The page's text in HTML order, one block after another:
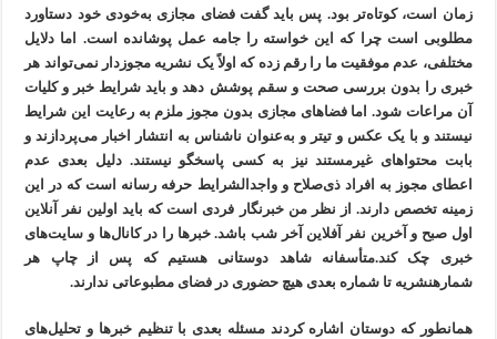
زمان است، کوتاه‌تر بود. پس باید گفت فضای مجازی به‌خودی خود دستاورد
مطلوبی است چرا که این خواسته را جامه عمل پوشانده است. اما دلایل
مختلفی، عدم موفقیت ما را رقم زده که اولاً یک نشریه مجوزدار نمی‌تواند هر
خبری را بدون بررسی صحت و سقم پوشش دهد و باید شرایط خبر و کلیات
آن مراعات شود. اما فضاهای مجازی بدون مجوز ملزم به رعایت این شرایط
نیستند و با یک عکس و تیتر و به‌عنوان ناشناس به انتشار اخبار می‌پردازند و
بابت محتواهای غیرمستند نیز به کسی پاسخگو نیستند. دلیل بعدی عدم
اعطای مجوز به افراد ذی‌صلاح و واجد‌الشرایط حرفه رسانه است که در این
زمینه تخصص دارند. از نظر من خبرنگار فردی است که باید اولین نفر آنلاین
اول صبح و آخرین نفر آفلاین آخر شب باشد. خبرها را در کانال‌ها و سایت‌های
خبری چک کند.متأسفانه شاهد دوستانی هستیم که پس از چاپ هر
شمارهنشریه تا شماره بعدی هیچ حضوری در فضای مطبوعاتی ندارند.
همانطور که دوستان اشاره کردند مسئله بعدی با تنظیم خبرها و تحلیل‌های